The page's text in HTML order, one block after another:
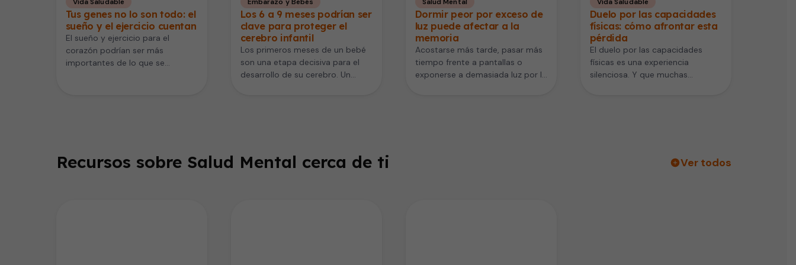
Vida Saludable
Tus genes no lo son todo: el
sueño y el ejercicio cuentan
El sueño y ejercicio para el
corazón podrían ser más
importantes de lo que se
Embarazo y Bebés
Los 6 a 9 meses podrían ser
clave para proteger el
cerebro infantil
Los primeros meses de un bebé
son una etapa decisiva para el
desarrollo de su cerebro. Un
Salud Mental
Dormir peor por exceso de
luz puede afectar a la
memoria
Acostarse más tarde, pasar más
tiempo frente a pantallas o
exponerse a demasiada luz por la
Vida Saludable
Duelo por las capacidades
físicas: cómo afrontar esta
pérdida
El duelo por las capacidades
físicas es una experiencia
silenciosa. Y que muchas
Recursos sobre Salud Mental cerca de ti Ver todos